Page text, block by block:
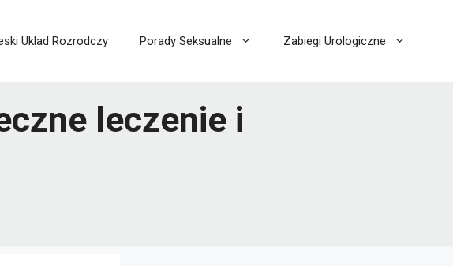
Uklad Rozrodczy Porady Seksualne Zabiegi Urologiczne
leczenie i